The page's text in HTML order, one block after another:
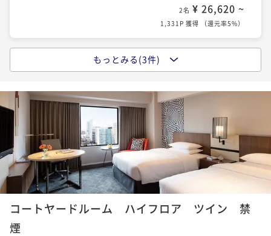
2名 ¥ 26,620 ~
1,331P 獲得 （還元率5%）
【新大阪駅から徒歩1分】
朝食付き 現地決済可 事前決済可 IN 15:00 - 25:00 OUT12:00
2名 ¥ 34,462 ~
1,724P 獲得 （還元率5%
3 ｄａｙｓ ｓｔａｙ ～連泊ステイ～
素泊まり 現地決済可 事前決済可 IN 15:00 - 25:00 OUT12:00
¥ 65,824 ~
もっとみる(3件)
コートヤードルーム ハイフロア ツイン 禁
煙